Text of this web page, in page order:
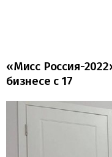
«Мисс Россия-
бизнесе с 17